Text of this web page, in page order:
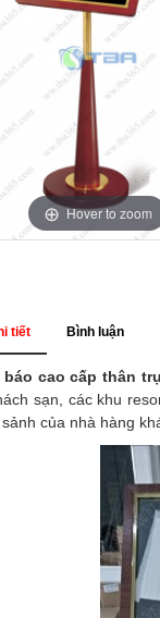
Hover to zoom
tiết Bình luận
cao cấp thân
sạn, các khu
của nhà hàng